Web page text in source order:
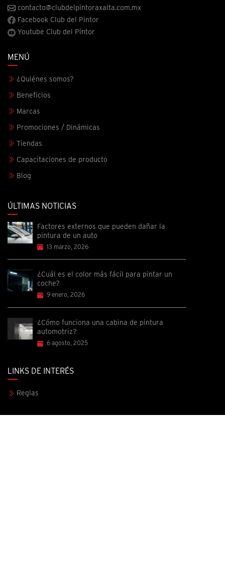
contacto@clubdelpintoraxalta.com.mx
Facebook Club del Pintor
Youtube Club del Pintor
MENÚ
¿Quiénes somos?
Beneficios
Marcas
Promociones / Dinámicas
Tiendas
Capacitaciones de producto
Blog
ÚLTIMAS NOTICIAS
Factores externos que pueden dañar la
pintura de un auto
13 marzo, 2026
¿Cuál es el color más fácil para pintar un
coche?
9 enero, 2026
¿Cómo funciona una cabina de pintura
automotriz?
6 agosto, 2025
LINKS DE INTERÉS
Reglas